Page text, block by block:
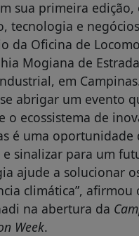
sua primeira edição,
tecnologia e
da Oficina de
Mogiana de
em
abrigar um evento
o ecossistema de
é uma oportunidade
e sinalizar para um
ajude a solucionar
climática”, afirmou
na abertura da
Week.